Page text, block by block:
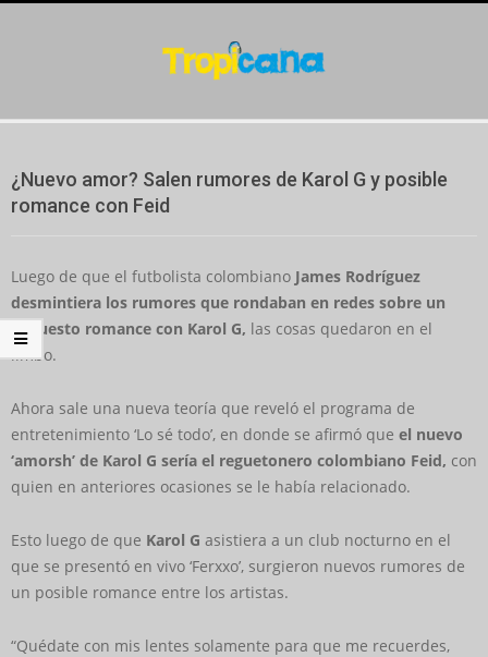
Menu
¿Nuevo amor? Salen rumores de Karol G y posible
romance con Feid
Luego de que el futbolista colombiano James Rodríguez
desmintiera los rumores que rondaban en redes sobre un
supuesto romance con Karol G, las cosas quedaron en el
limbo.
Ahora sale una nueva teoría que reveló el programa de
entretenimiento ‘Lo sé todo’, en donde se afirmó que el nuevo
‘amorsh’ de Karol G sería el reguetonero colombiano Feid, con
quien en anteriores ocasiones se le había relacionado.
Esto luego de que Karol G asistiera a un club nocturno en el
que se presentó en vivo ‘Ferxxo’, surgieron nuevos rumores de
un posible romance entre los artistas.
“Quédate con mis lentes solamente para que me recuerdes,